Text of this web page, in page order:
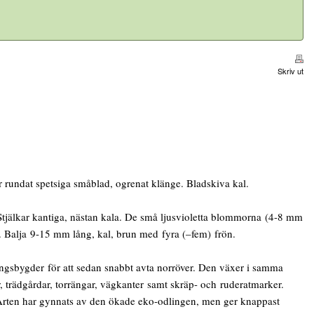
Skriv ut
spetsiga småblad, ogrenat klänge. Bladskiva kal.
kantiga, nästan kala. De små ljusvioletta blommorna (4-8 mm
Balja 9-15 mm lång, kal, brun med fyra (–fem) frön.
för att sedan snabbt avta norröver. Den växer i samma
torrängar, vägkanter samt skräp- och ruderatmarker.
har gynnats av den ökade eko-odlingen, men ger knappast